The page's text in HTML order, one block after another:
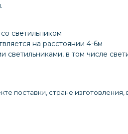
светильником
на расстоянии 4-6м
светильниками, в том числе
поставки, стране